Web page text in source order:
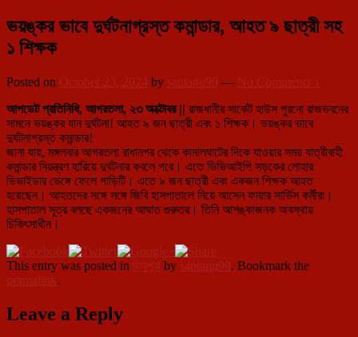
ভয়ঙ্কর ভাবে দুর্ঘটনাগ্রস্ত কমান্ডার, আহত ৯ ছাত্রী সহ
১ শিক্ষক
Posted on October 23, 2024 by santanu99 — No Comments ↓
আপডেট প্রতিনিধি, আগরতলা, ২৩ অক্টোবর || রাজধানীর সার্কেট হাউস পুরনো রাজভবনের
সামনে ভয়ঙ্কর যান দুর্ঘটনা! আহত ৯ জন ছাত্রী এবং ১ শিক্ষক। ভয়ঙ্কর ভাবে
দুর্ঘটনাগ্রস্ত কমান্ডার!
জানা যায়, মঙ্গলবার আগরতলা রাধানগর থেকে কামালঘাটের দিকে যাওয়ার সময় যাত্রীবাহী
কমান্ডার নিয়ন্ত্রণ হারিয়ে দুর্ঘটনার কবলে পরে। এতে ভিভিআইপি সড়কের লোহার
ডিভাইডার ভেঙ্গে ফেলে গাড়িটি। এতে ৯ জন ছাত্রী এবং একজন শিক্ষক আহত
হয়েছেন। আহতদের সঙ্গে সঙ্গে জিবি হাসপাতালে নিয়ে আসেন ফায়ার সার্ভিস কর্মীরা।
হাসপাতাল সূত্র বলছে একজনের আঘাত গুরুতর। তিনি আশঙ্কাজনক অবস্থায়
চিকিৎসাধীন।
This entry was posted in ত্রিপুরা by santanu99. Bookmark the
permalink.
Leave a Reply